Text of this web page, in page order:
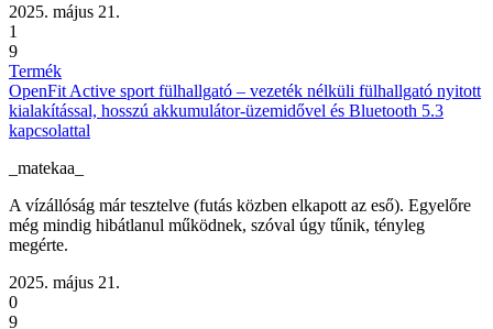
2025. május 21.
1
9
Termék
OpenFit Active sport fülhallgató – vezeték nélküli fülhallgató nyitott
kialakítással, hosszú akkumulátor-üzemidővel és Bluetooth 5.3
kapcsolattal
_matekaa_
A vízállóság már tesztelve (futás közben elkapott az eső). Egyelőre
még mindig hibátlanul működnek, szóval úgy tűnik, tényleg
megérte.
2025. május 21.
0
9